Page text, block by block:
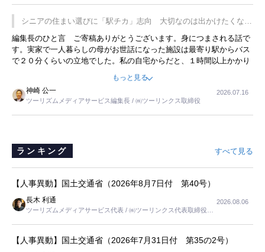
プレミアムヨーグルトを販売するにあたり、社内に懸念もあったそう
です。永井社長は、駐車場に都内ナンバーの高級外車が停まっている
ことに目をつけ、高級商品でも売れると確信したそうです。今回の記
事を懐かしく読みました。
シニアの住まい選びに「駅チカ」志向 大切なのは出かけたくなる
暮らし
編集長のひと言 ご寄稿ありがとうございます。身につまされる話で
す。実家で一人暮らしの母がお世話になった施設は最寄り駅からバス
で２０分くらいの立地でした。私の自宅からだと、１時間以上かかり
ました。母の住まいから近いという理由で、その施設を選択したので
すが、私と妹にとっては、半日仕事ででした。シニアの住まい選び
は、当人だけではなく、世話をする家族の足の便も考えない外池ない
と思いました。
もっと見る
神崎 公一
ツーリズムメディアサービス編集長 / ㈱ツーリンクス取締役
2026.07.16
ランキング すべて見る
【人事異動】国土交通省（2026年8月7日付 第40号）
長木 利通
ツーリズムメディアサービス代表 / ㈱ツーリンクス代表取締役社
2026.08.06
【人事異動】国土交通省（2026年7月31日付 第35の2号）